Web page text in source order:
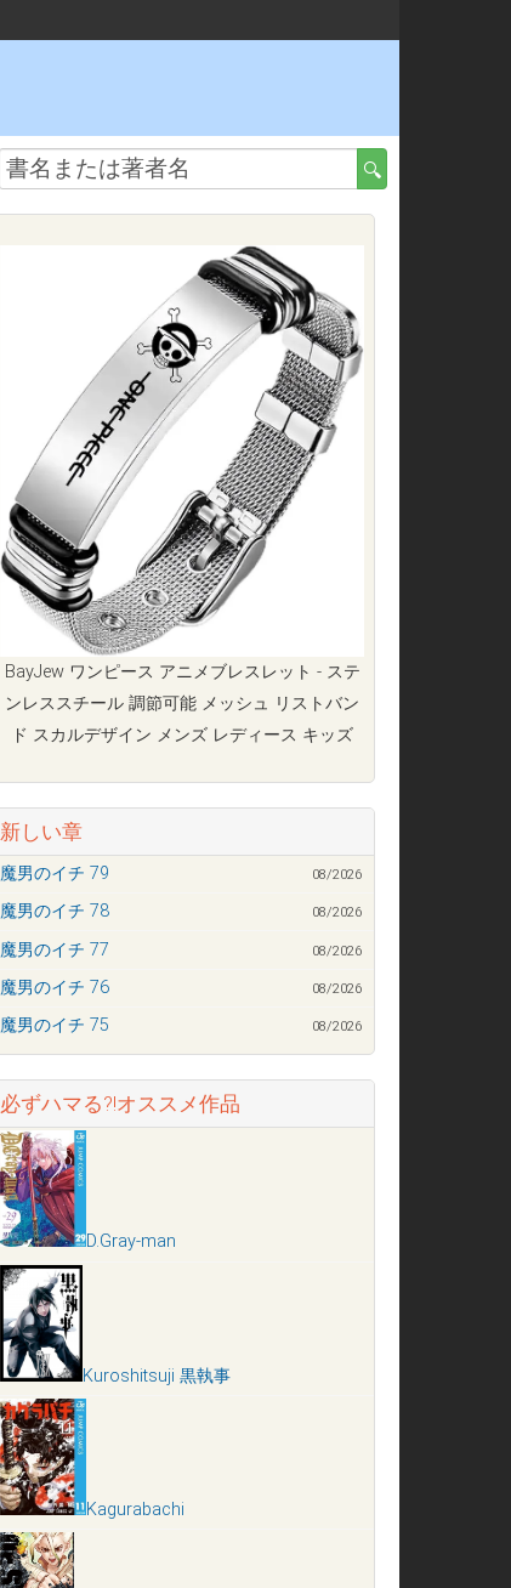
BayJew ワンピース アニメブレスレット - ステ
ンレススチール 調節可能 メッシュ リストバン
ド スカルデザイン メンズ レディース キッズ
新しい章
魔男のイチ 79 08/2026
魔男のイチ 78 08/2026
魔男のイチ 77 08/2026
魔男のイチ 76 08/2026
魔男のイチ 75 08/2026
必ずハマる?!オススメ作品
D.Gray-man
Kuroshitsuji 黒執事
Kagurabachi